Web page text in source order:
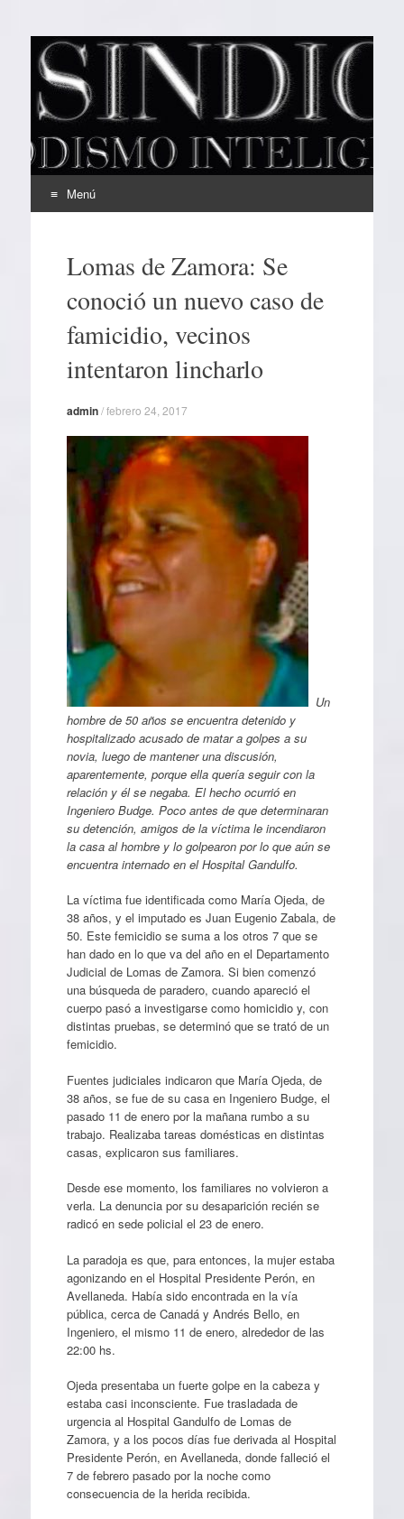
EL SINDICAL
Periodismo Inteligente
Menú
contenidoLomas de Zamora: Se
conoció un nuevo caso de
famicidio, vecinos
intentaron lincharlo
admin/febrero 24, 2017
Un
hombre de 50 años se encuentra detenido y
hospitalizado acusado de matar a golpes a su
novia, luego de mantener una discusión,
aparentemente, porque ella quería seguir con la
relación y él se negaba. El hecho ocurrió en
Ingeniero Budge. Poco antes de que determinaran
su detención, amigos de la víctima le incendiaron
la casa al hombre y lo golpearon por lo que aún se
encuentra internado en el Hospital Gandulfo.
La víctima fue identificada como María Ojeda, de
38 años, y el imputado es Juan Eugenio Zabala, de
50. Este femicidio se suma a los otros 7 que se
han dado en lo que va del año en el Departamento
Judicial de Lomas de Zamora. Si bien comenzó
una búsqueda de paradero, cuando apareció el
cuerpo pasó a investigarse como homicidio y, con
distintas pruebas, se determinó que se trató de un
femicidio.
Fuentes judiciales indicaron que María Ojeda, de
38 años, se fue de su casa en Ingeniero Budge, el
pasado 11 de enero por la mañana rumbo a su
trabajo. Realizaba tareas domésticas en distintas
casas, explicaron sus familiares.
Desde ese momento, los familiares no volvieron a
verla. La denuncia por su desaparición recién se
radicó en sede policial el 23 de enero.
La paradoja es que, para entonces, la mujer estaba
agonizando en el Hospital Presidente Perón, en
Avellaneda. Había sido encontrada en la vía
pública, cerca de Canadá y Andrés Bello, en
Ingeniero, el mismo 11 de enero, alrededor de las
22:00 hs.
Ojeda presentaba un fuerte golpe en la cabeza y
estaba casi inconsciente. Fue trasladada de
urgencia al Hospital Gandulfo de Lomas de
Zamora, y a los pocos días fue derivada al Hospital
Presidente Perón, en Avellaneda, donde falleció el
7 de febrero pasado por la noche como
consecuencia de la herida recibida.